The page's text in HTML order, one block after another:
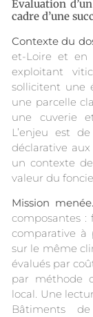
Évaluation
cadre d’une
Contexte du
et-Loire et en
exploitant
sollicitent une
une parcelle
une cuverie
L’enjeu est
déclarative
un contexte
valeur du
Mission menée.
composantes :
comparative à
sur le même
évalués par
par méthode
local. Une
Bâtiments